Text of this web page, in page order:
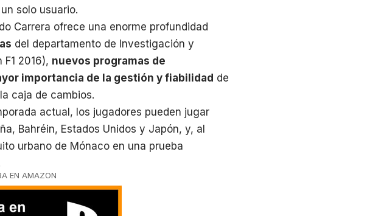
solo usuario.
Carrera ofrece una enorme profundidad
del departamento de Investigación y
2016), nuevos programas de
importancia de la gestión y fiabilidad de
caja de cambios.
actual, los jugadores pueden jugar
Bahréin, Estados Unidos y Japón, y, al
urbano de Mónaco en una prueba
EN AMAZON